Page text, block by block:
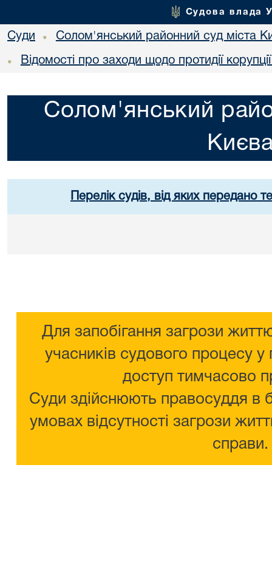
Судова влада
Суди • Солом'янський районний суд міста
• Відомості про заходи щодо протидії
Солом'янський
Перелік судів, від яких передано
Для запобігання загрози
учасників судового процесу у
доступ тимчасово
Суди здійснюють правосуддя в
умовах відсутності загрози
справи.